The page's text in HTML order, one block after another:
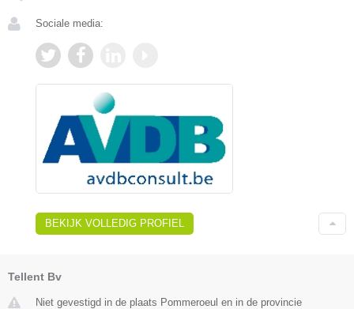
Sociale media:
BEKIJK VOLLEDIG PROFIEL
Tellent Bv
Niet gevestigd in de plaats Pommeroeul en in de provincie